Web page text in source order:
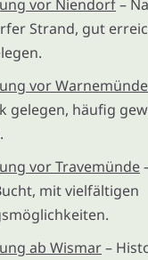
vor Niendorf–
Strand, gut
vor Warnemünde
gelegen, häufig
vor Travemünde
mit vielfältigen
ab Wismar–